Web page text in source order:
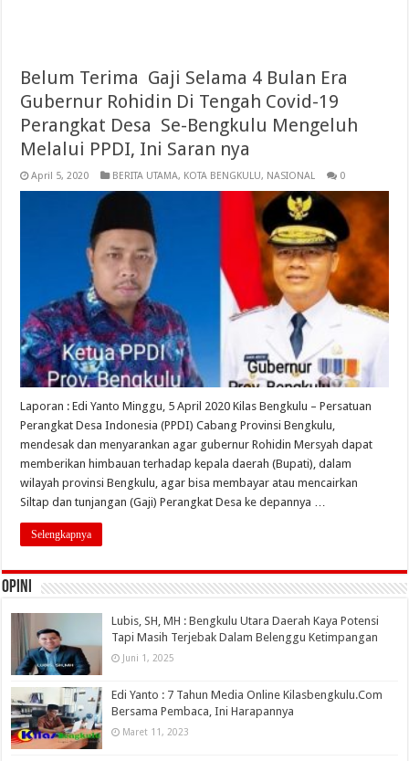
Belum Terima Gaji Selama 4 Bulan Era
Gubernur Rohidin Di Tengah Covid-19
Perangkat Desa Se-Bengkulu Mengeluh
Melalui PPDI, Ini Saran nya
April 5, 2020 BERITA UTAMA, KOTA BENGKULU, NASIONAL 0
Laporan : Edi Yanto Minggu, 5 April 2020 Kilas Bengkulu – Persatuan
Perangkat Desa Indonesia (PPDI) Cabang Provinsi Bengkulu,
mendesak dan menyarankan agar gubernur Rohidin Mersyah dapat
memberikan himbauan terhadap kepala daerah (Bupati), dalam
wilayah provinsi Bengkulu, agar bisa membayar atau mencairkan
Siltap dan tunjangan (Gaji) Perangkat Desa ke depannya …
Selengkapnya
OPINI
Lubis, SH, MH : Bengkulu Utara Daerah Kaya Potensi
Tapi Masih Terjebak Dalam Belenggu Ketimpangan
Juni 1, 2025
Edi Yanto : 7 Tahun Media Online Kilasbengkulu.Com
Bersama Pembaca, Ini Harapannya
Maret 11, 2023